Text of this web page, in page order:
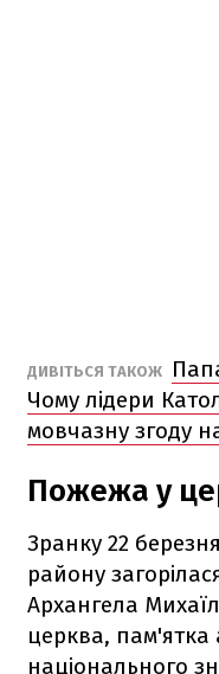
ДИВІТЬСЯ ТАКОЖ
Чому лідери
мовчазну згоду
Пожежа у
Зранку 22
району
Архангела
церква, пам'ятка
національного